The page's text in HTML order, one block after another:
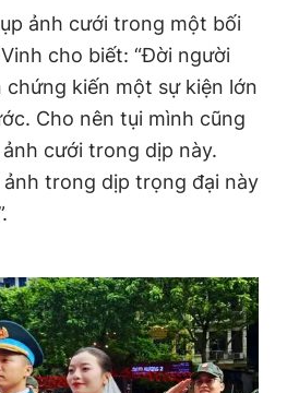
ảnh cưới trong một bối
cho biết: “Đời người
chứng kiến một sự kiện lớn
Cho nên tụi mình cũng
cưới trong dịp này.
ảnh trong dịp trọng đại này